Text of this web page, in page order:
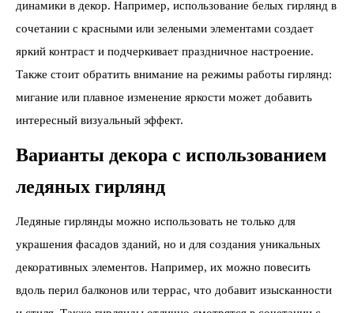
динамики в декор. Например, использование белых гирлянд в
сочетании с красными или зелеными элементами создает
яркий контраст и подчеркивает праздничное настроение.
Также стоит обратить внимание на режимы работы гирлянд:
мигание или плавное изменение яркости может добавить
интересный визуальный эффект.
Варианты декора с использованием
ледяных гирлянд
Ледяные гирлянды можно использовать не только для
украшения фасадов зданий, но и для создания уникальных
декоративных элементов. Например, их можно повесить
вдоль перил балконов или террас, что добавит изысканности